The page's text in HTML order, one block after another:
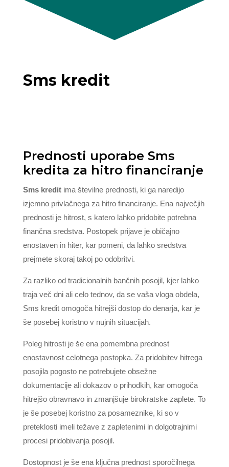
Sms kredit
Prednosti uporabe Sms
kredita za hitro financiranje
Sms kreditima številne prednosti, ki ga naredijo
izjemno privlačnega za hitro financiranje. Ena največjih
prednosti je hitrost, s katero lahko pridobite potrebna
finančna sredstva. Postopek prijave je običajno
enostaven in hiter, kar pomeni, da lahko sredstva
prejmete skoraj takoj po odobritvi.
Za razliko od tradicionalnih bančnih posojil, kjer lahko
traja več dni ali celo tednov, da se vaša vloga obdela,
Sms kredit omogoča hitrejši dostop do denarja, kar je
še posebej koristno v nujnih situacijah.
Poleg hitrosti je še ena pomembna prednost
enostavnost celotnega postopka. Za pridobitev hitrega
posojila pogosto ne potrebujete obsežne
dokumentacije ali dokazov o prihodkih, kar omogoča
hitrejšo obravnavo in zmanjšuje birokratske zaplete. To
je še posebej koristno za posameznike, ki so v
preteklosti imeli težave z zapletenimi in dolgotrajnimi
procesi pridobivanja posojil.
Dostopnost je še ena ključna prednost sporočilnega